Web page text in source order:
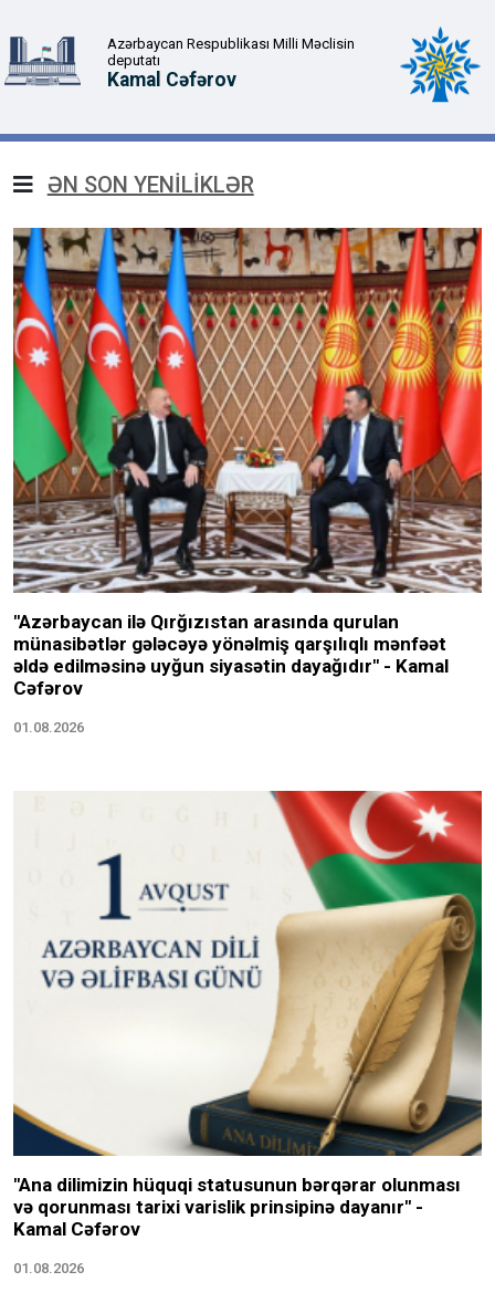
Azərbaycan Respublikası Milli Məclisin
deputatı
Kamal Cəfərov
ƏN SON YENİLİKLƏR
"Azərbaycan ilə Qırğızıstan arasında qurulan
münasibətlər gələcəyə yönəlmiş qarşılıqlı mənfəət
əldə edilməsinə uyğun siyasətin dayağıdır" - Kamal
Cəfərov
01.08.2026
"Ana dilimizin hüquqi statusunun bərqərar olunması
və qorunması tarixi varislik prinsipinə dayanır" -
Kamal Cəfərov
01.08.2026